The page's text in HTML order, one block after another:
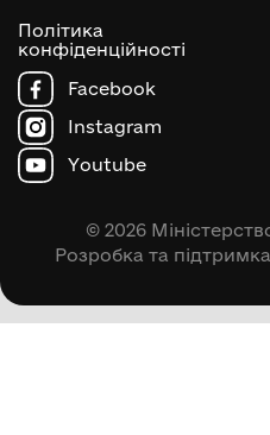
Політика
конфіденційності
Facebook
Instagram
Youtube
© 2026
Розробка та